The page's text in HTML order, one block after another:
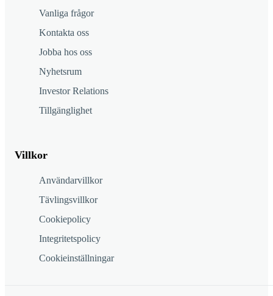
Vanliga frågor
Kontakta oss
Jobba hos oss
Nyhetsrum
Investor Relations
Tillgänglighet
Villkor
Användarvillkor
Tävlingsvillkor
Cookiepolicy
Integritetspolicy
Cookieinställningar